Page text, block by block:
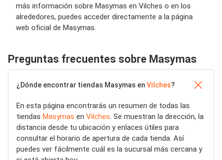
más información sobre Masymas en Vilches o en los
alrededores, puedes acceder directamente a la página
web oficial de Masymas.
Preguntas frecuentes sobre Masymas
¿Dónde encontrar tiendas Masymas en Vilches?
En esta página encontrarás un resumen de todas las
tiendas Masymas en Vilches. Se muestran la dirección, la
distancia desde tu ubicación y enlaces útiles para
consultar el horario de apertura de cada tienda. Así
puedes ver fácilmente cuál es la sucursal más cercana y